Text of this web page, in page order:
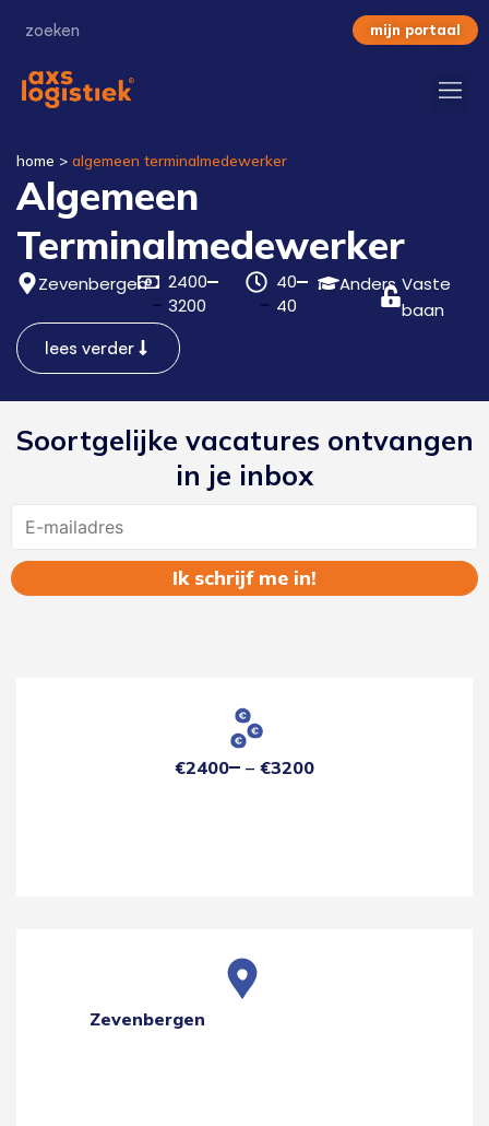
mijn portaal
home > algemeen terminalmedewerker
Algemeen
Terminalmedewerker
Zevenbergen
2400
3200
40
40
Anders Vaste
baan
lees verder
Soortgelijke vacatures ontvangen
in je inbox
€2400 €3200
Zevenbergen